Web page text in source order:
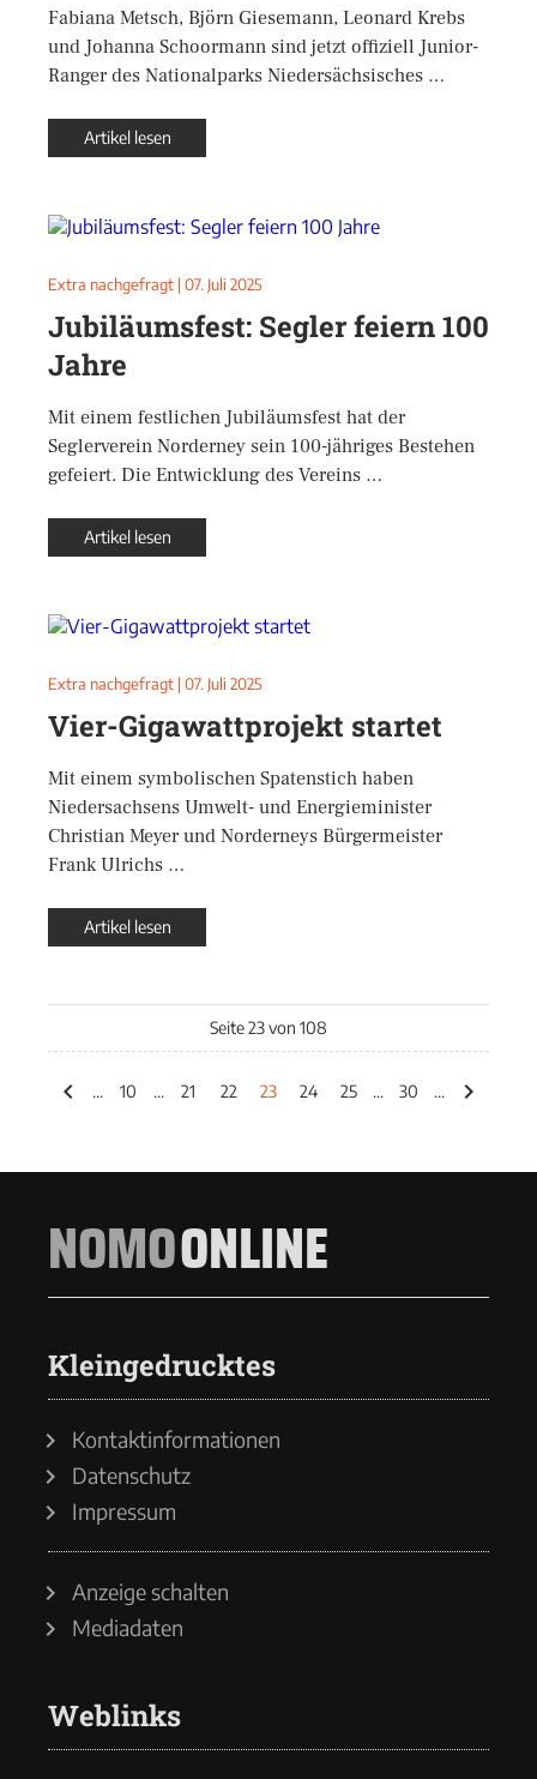
Fabiana Metsch, Björn Giesemann, Leonard Krebs
und Johanna Schoormann sind jetzt offiziell Junior-
Ranger des Nationalparks Niedersächsisches …
Artikel lesen
Extra nachgefragt | 07. Juli 2025
Jubiläumsfest: Segler feiern 100
Jahre
Mit einem festlichen Jubiläumsfest hat der
Seglerverein Norderney sein 100-jähriges Bestehen
gefeiert. Die Entwicklung des Vereins …
Artikel lesen
Extra nachgefragt | 07. Juli 2025
Vier-Gigawattprojekt startet
Mit einem symbolischen Spatenstich haben
Niedersachsens Umwelt- und Energieminister
Christian Meyer und Norderneys Bürgermeister
Frank Ulrichs …
Artikel lesen
Seite 23 von 108
... 10 ... 21 22 23 24 25 ... 30 ...
NOMOONLINE
Kleingedrucktes
Kontaktinformationen
Datenschutz
Impressum
Anzeige schalten
Mediadaten
Weblinks